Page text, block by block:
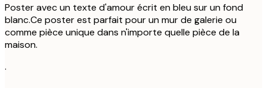
Poster avec un texte d'amour écrit en bleu sur un fond
blanc.Ce poster est parfait pour un mur de galerie ou
comme pièce unique dans n'importe quelle pièce de la
maison.
.